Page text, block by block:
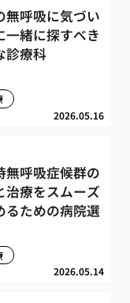
無呼吸に気づい
一緒に探すべき
診療科
2026.05.16
無呼吸症候群の
治療をスムーズ
るための病院選
2026.05.14